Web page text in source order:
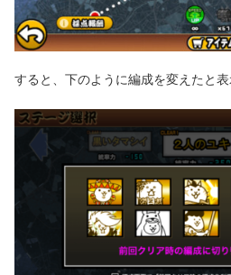
すると、下のように編成を変えたと表